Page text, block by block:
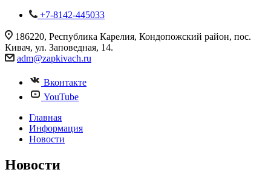
+7-8142-445033
186220, Республика Карелия, Кондопожский район, пос.
Кивач, ул. Заповедная, 14.
adm@zapkivach.ru
Вконтакте
YouTube
Главная
Информация
Новости
Новости